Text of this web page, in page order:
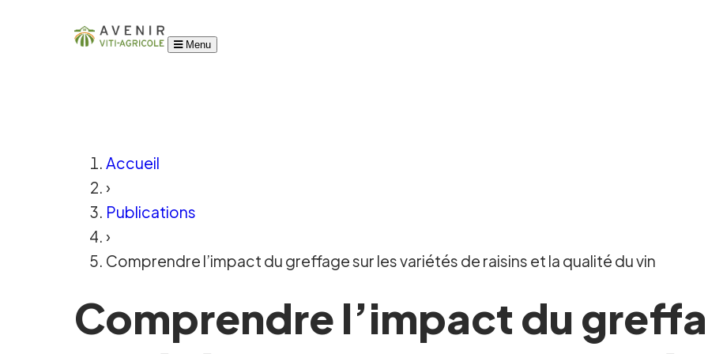
Menu
Accueil
›
Publications
›
Comprendre l’impact du greffage sur les variétés de raisins et la qualité du vin
Comprendre l’impact du